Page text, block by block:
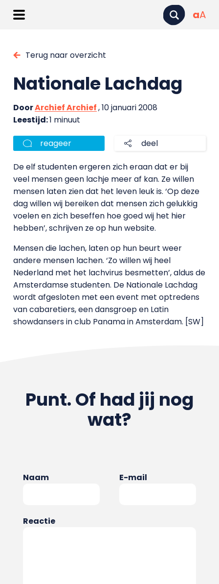
aA
Terug naar overzicht
Nationale Lachdag
DoorArchief Archief, 10 januari 2008
Leestijd:1 minuut
reageer deel
De elf studenten ergeren zich eraan dat er bij
veel mensen geen lachje meer af kan. Ze willen
mensen laten zien dat het leven leuk is. ‘Op deze
dag willen wij bereiken dat mensen zich gelukkig
voelen en zich beseffen hoe goed wij het hier
hebben’, schrijven ze op hun website.
Mensen die lachen, laten op hun beurt weer
andere mensen lachen. ‘Zo willen wij heel
Nederland met het lachvirus besmetten’, aldus de
Amsterdamse studenten. De Nationale Lachdag
wordt afgesloten met een event met optredens
van cabaretiers, een dansgroep en Latin
showdansers in club Panama in Amsterdam. [SW]
Punt. Of had jij nog
wat?
Naam E-mail
Reactie